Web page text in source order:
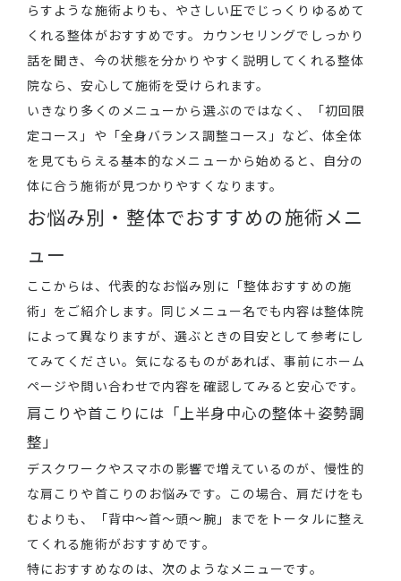
らすような施術よりも、やさしい圧でじっくりゆるめて
くれる整体がおすすめです。カウンセリングでしっかり
話を聞き、今の状態を分かりやすく説明してくれる整体
院なら、安心して施術を受けられます。
いきなり多くのメニューから選ぶのではなく、「初回限
定コース」や「全身バランス調整コース」など、体全体
を見てもらえる基本的なメニューから始めると、自分の
体に合う施術が見つかりやすくなります。
お悩み別・整体でおすすめの施術メニ
ュー
ここからは、代表的なお悩み別に「整体おすすめの施
術」をご紹介します。同じメニュー名でも内容は整体院
によって異なりますが、選ぶときの目安として参考にし
てみてください。気になるものがあれば、事前にホーム
ページや問い合わせで内容を確認してみると安心です。
肩こりや首こりには「上半身中心の整体＋姿勢調
整」
デスクワークやスマホの影響で増えているのが、慢性的
な肩こりや首こりのお悩みです。この場合、肩だけをも
むよりも、「背中〜首〜頭〜腕」までをトータルに整え
てくれる施術がおすすめです。
特におすすめなのは、次のようなメニューです。